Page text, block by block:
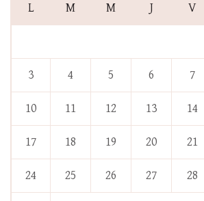
L M M J V
3 4 5 6 7
10 11 12 13 14
17 18 19 20 21
24 25 26 27 28